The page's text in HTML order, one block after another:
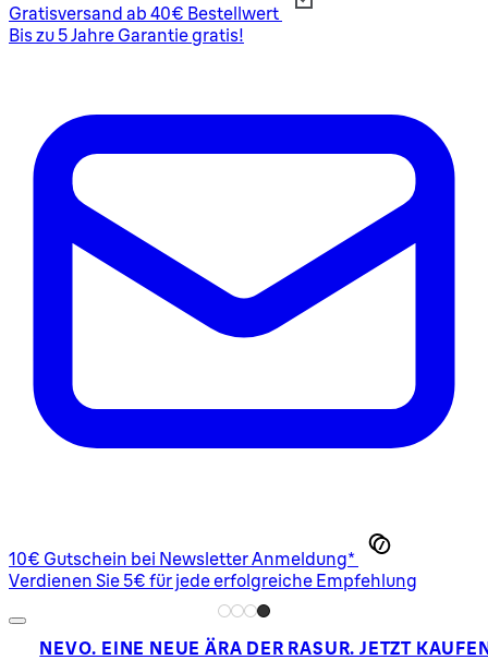
Gratisversand ab 40€ Bestellwert
Bis zu 5 Jahre Garantie gratis!
10€ Gutschein bei Newsletter Anmeldung*
Verdienen Sie 5€ für jede erfolgreiche Empfehlung
NEVO. EINE NEUE ÄRA DER RASUR. JETZT